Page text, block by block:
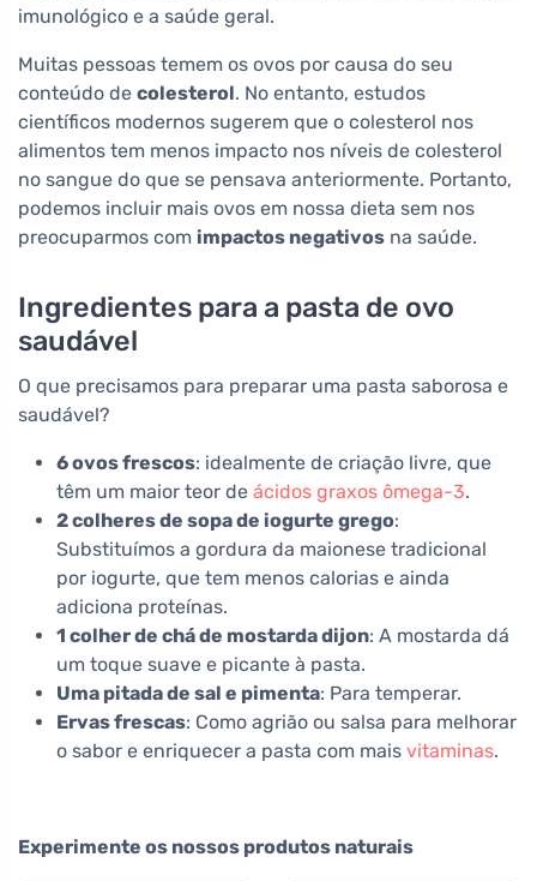
imunológico e a saúde geral.
Muitas pessoas temem os ovos por causa do seu
conteúdo de colesterol. No entanto, estudos
científicos modernos sugerem que o colesterol nos
alimentos tem menos impacto nos níveis de colesterol
no sangue do que se pensava anteriormente. Portanto,
podemos incluir mais ovos em nossa dieta sem nos
preocuparmos com impactos negativos na saúde.
Ingredientes para a pasta de ovo
saudável
O que precisamos para preparar uma pasta saborosa e
saudável?
6 ovos frescos: idealmente de criação livre, que
têm um maior teor de ácidos graxos ômega-3.
2 colheres de sopa de iogurte grego:
Substituímos a gordura da maionese tradicional
por iogurte, que tem menos calorias e ainda
adiciona proteínas.
1 colher de chá de mostarda dijon: A mostarda dá
um toque suave e picante à pasta.
Uma pitada de sal e pimenta: Para temperar.
Ervas frescas: Como agrião ou salsa para melhorar
o sabor e enriquecer a pasta com mais vitaminas.
Experimente os nossos produtos naturais